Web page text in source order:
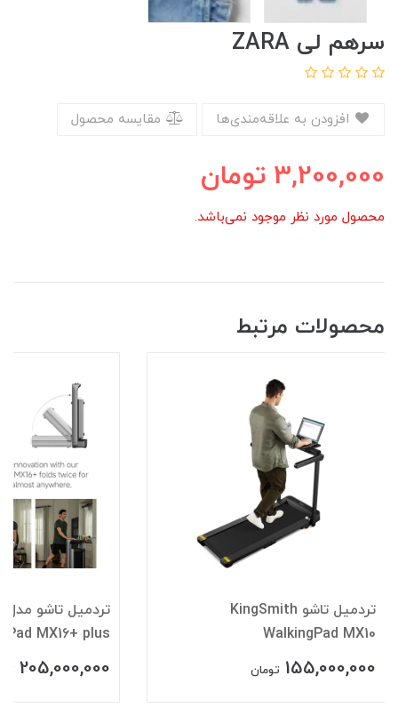
سرهم لی ZARA
مقایسه محصول
3,200,000 تومان
محصول مورد نظر موجود نمی‌باشد.
محصولات مرتبط
تردمیل تاشو KingSmith
WalkingPad MX10
155,000,000 تومان
MX16+ plus
205,000,000